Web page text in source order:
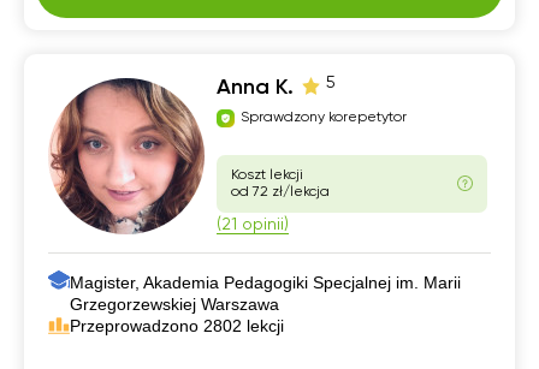
Anna K. 5
Sprawdzony korepetytor
Koszt lekcji
od 72 zł/lekcja
(21 opinii)
Magister, Akademia Pedagogiki Specjalnej im. Marii
Grzegorzewskiej Warszawa
Przeprowadzono 2802 lekcji